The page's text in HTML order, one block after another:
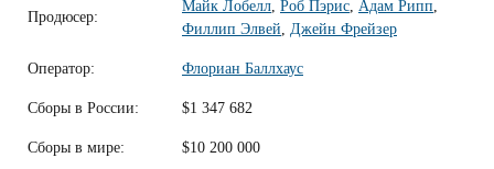
Продюсер:
Майк Лобелл, Роб Пэрис, Адам Рипп,
Филлип Элвей, Джейн Фрейзер
Оператор: Флориан Баллхаус
Сборы в России: $1 347 682
Сборы в мире: $10 200 000